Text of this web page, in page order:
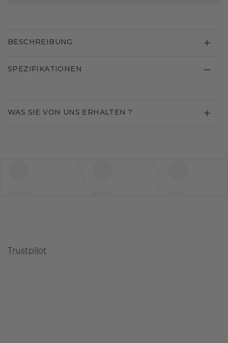
BESCHREIBUNG
SPEZIFIKATIONEN
WAS SIE VON UNS ERHALTEN ?
Trustpilot